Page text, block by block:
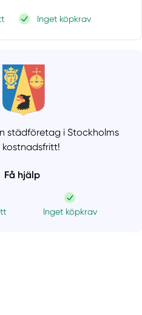
Inget köpkrav
städföretag i Stockholms
kostnadsfritt!
Få hjälp
Inget köpkrav